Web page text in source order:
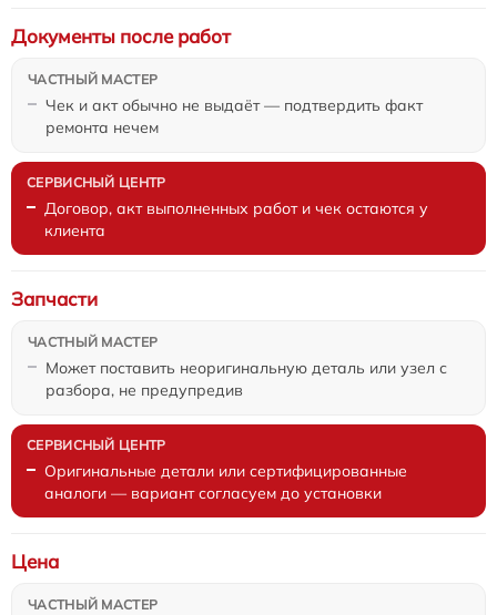
Чек и акт обычно не выдаёт — подтвердить факт
ремонта нечем
Документы после работ
Договор, акт выполненных работ и чек остаются у
клиента
Может поставить неоригинальную деталь или узел с
разбора, не предупредив
Запчасти
Оригинальные детали или сертифицированные
аналоги — вариант согласуем до установки
Цена